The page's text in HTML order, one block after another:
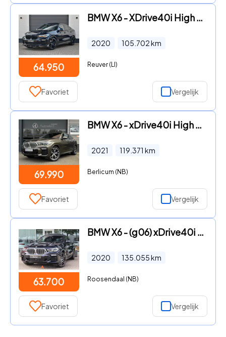
64.950
BMW X6 - XDrive40i High Executive M-Sport | Pano | Laser | 22" | H&K
2020 105.702km
Reuver (LI)
Favoriet Vergelijk
69.990
BMW X6 - xDrive40i High Executive Pano 360 HUD H&K
2021 119.371 km
Berlicum (NB)
Favoriet Vergelijk
63.700
BMW X6 - (g06) xDrive40i M-SPORT 340pk I Pano I Laser LED I Harman/Ka
2020 135.055km
Roosendaal (NB)
Favoriet Vergelijk